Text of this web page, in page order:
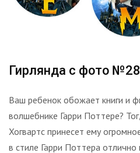
Гирлянда с фото
Ваш ребенок обожает книги и
волшебнике Гарри Поттере?
Хогвартс принесет ему
в стиле Гарри Поттера